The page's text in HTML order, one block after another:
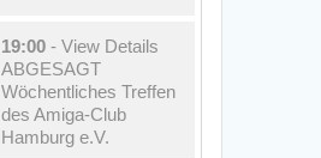
19:00 - View Details
ABGESAGT
Wöchentliches Treffen
des Amiga-Club
Hamburg e.V.